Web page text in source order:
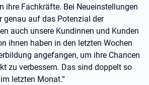
ihre Fachkräfte. Bei Neueinstellungen
genau auf das Potenzial der
auch unsere Kundinnen und Kunden
ihnen haben in den letzten Wochen
angefangen, um ihre Chancen
zu verbessern. Das sind doppelt so
letzten Monat.“